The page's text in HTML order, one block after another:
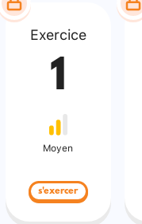
Exercice
1
Moyen
s'exercer